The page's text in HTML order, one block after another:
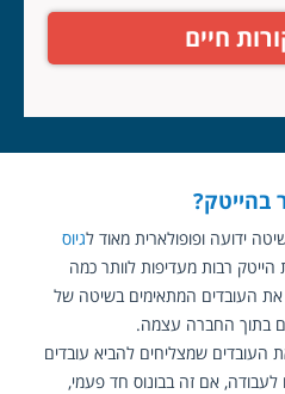
חיים
בהייטק?
ידועה ופופולארית מאוד לגיוס
הייטק רבות מעדיפות לוותר כמה
העובדים המתאימים בשיטה של
בתוך החברה עצמה.
העובדים שמצליחים להביא עובדים
אם זה בבונוס חד פעמי,